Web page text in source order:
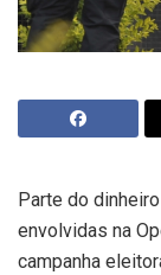
Parte do
envolvidas na
campanha